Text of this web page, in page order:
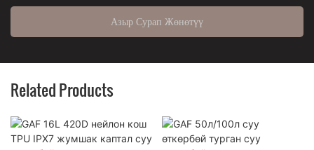
Азыр Сурап Жөнөтүү
Related Products